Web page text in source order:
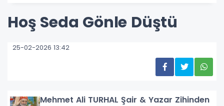
Hoş Seda Gönle Düştü
25-02-2026 13:42
Mehmet Ali TURHAL Şair & Yazar Zihinden